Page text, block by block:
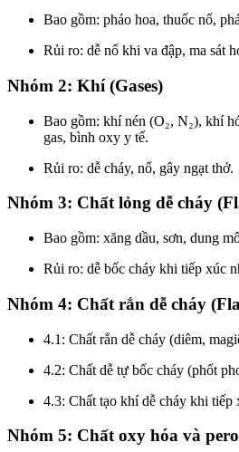
Bao gồm: pháo hoa, thuốc nổ,
Rủi ro: dễ nổ khi va đập, ma sát
Nhóm 2: Khí (Gases)
Bao gồm: khí nén (O₂, N₂), khí
gas, bình oxy y tế.
Rủi ro: dễ cháy, nổ, gây ngạt thở.
Nhóm 3: Chất lỏng dễ cháy
Bao gồm: xăng dầu, sơn, dung
Rủi ro: dễ bốc cháy khi tiếp xúc
Nhóm 4: Chất rắn dễ cháy
4.1: Chất rắn dễ cháy (diêm,
4.2: Chất dễ tự bốc cháy (phốt
4.3: Chất tạo khí dễ cháy khi tiếp
Nhóm 5: Chất oxy hóa và